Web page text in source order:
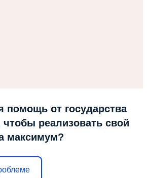
помощь от государства
реализовать свой
максимум?